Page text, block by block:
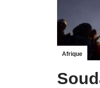
Afrique